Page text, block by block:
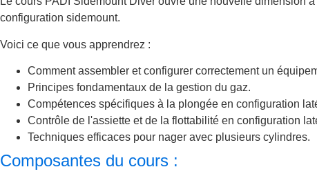
configuration sidemount.
Voici ce que vous apprendrez :
Comment assembler et configurer correctement un
Principes fondamentaux de la gestion du gaz.
Compétences spécifiques à la plongée en configuration
Contrôle de l'assiette et de la flottabilité en configuration
Techniques efficaces pour nager avec plusieurs cylindres.
Composantes du cours :